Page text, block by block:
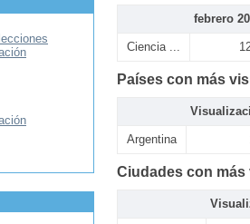
febrero
Ciencia ...
Países con más
Argentina
Ciudades con